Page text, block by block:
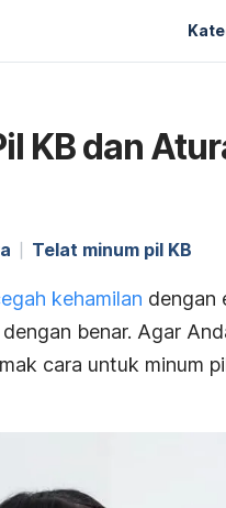
KB dan
Telat minum pil KB
kehamilan dengan
benar. Agar
cara untuk minum